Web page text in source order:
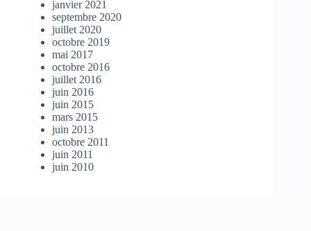
janvier 2021
septembre 2020
juillet 2020
octobre 2019
mai 2017
octobre 2016
juillet 2016
juin 2016
juin 2015
mars 2015
juin 2013
octobre 2011
juin 2011
juin 2010